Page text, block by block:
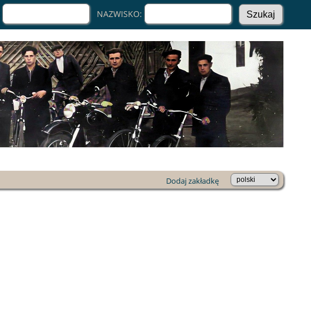
NAZWISKO:
Dodaj zakładkę